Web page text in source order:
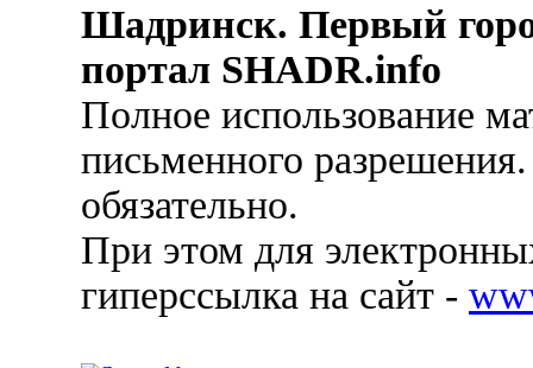
Шадринск. Первый
портал SHADR.info
Полное использование
письменного
обязательно.
При этом для
гиперссылка на сайт -